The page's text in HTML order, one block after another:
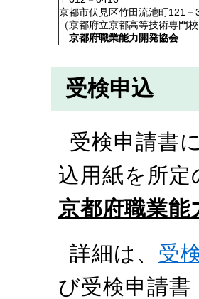
京都市伏見区竹田流池町121－
（京都府立京都高等技術専門
京都府職業能力開発協会
受検申込
受検申請書
込用紙を所定
京都府職業能
詳細は、 受
び受検申請書